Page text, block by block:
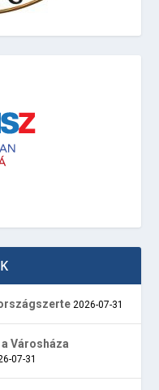
2026-07-31
Városháza
07-31